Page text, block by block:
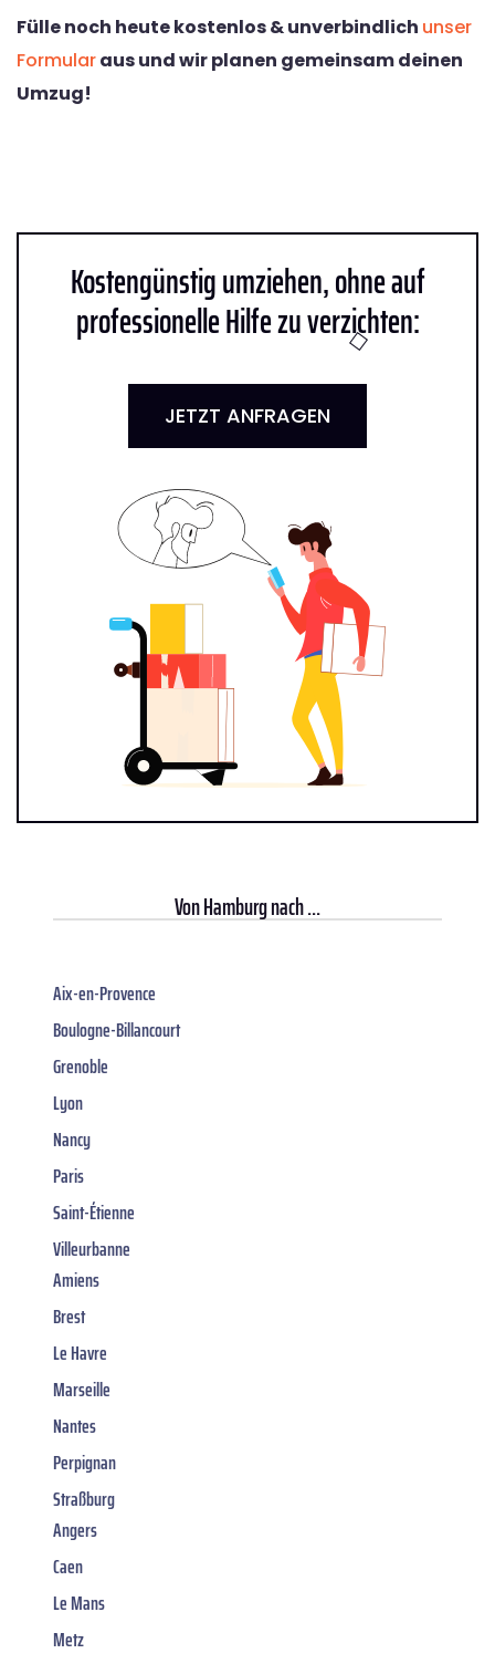
Fülle noch heute kostenlos & unverbindlich unser
Formularaus und wir planen gemeinsam deinen
Umzug!
Kostengünstig umziehen, ohne auf
professionelle Hilfe zu verzichten:
JETZT ANFRAGEN
VonHamburgnach ...
Aix-en-Provence
Boulogne-Billancourt
Grenoble
Lyon
Nancy
Paris
Saint-Étienne
Villeurbanne
Amiens
Brest
Le Havre
Marseille
Nantes
Perpignan
Straßburg
Angers
Caen
Le Mans
Metz